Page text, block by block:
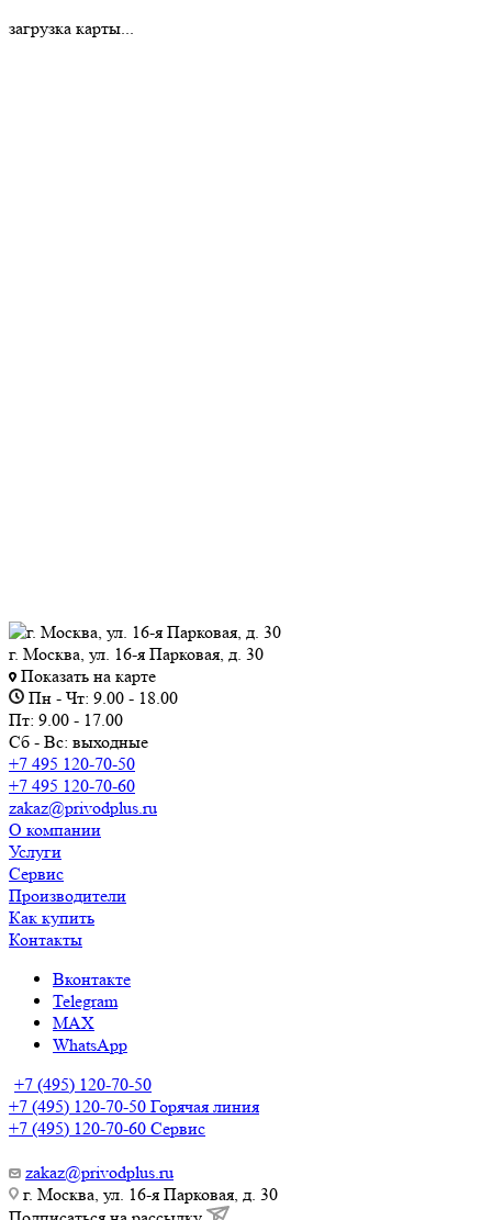
загрузка карты...
г. Москва, ул. 16-я Парковая, д. 30
Показать на карте
Пн - Чт: 9.00 - 18.00
Пт: 9.00 - 17.00
Сб - Вс: выходные
+7 495 120-70-50
+7 495 120-70-60
zakaz@privodplus.ru
О компании
Услуги
Сервис
Производители
Как купить
Контакты
Вконтакте
Telegram
MAX
WhatsApp
+7 (495) 120-70-50
+7 (495) 120-70-50 Горячая линия
+7 (495) 120-70-60 Сервис
zakaz@privodplus.ru
г. Москва, ул. 16-я Парковая, д. 30